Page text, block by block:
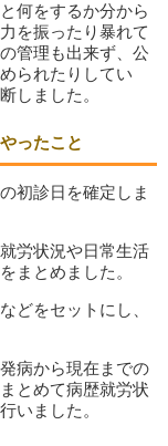
何をするか分から
を振ったり暴れて
管理も出来ず、公
られたりしてい
しました。
ったこと
初診日を確定しま
労状況や日常生活
まとめました。
どをセットにし、
病から現在までの
とめて病歴就労状
いました。